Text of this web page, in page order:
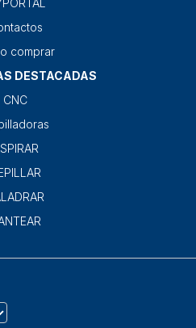
comprar
DESTACADAS
CNC